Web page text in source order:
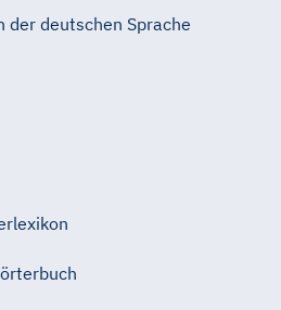
der deutschen Sprache